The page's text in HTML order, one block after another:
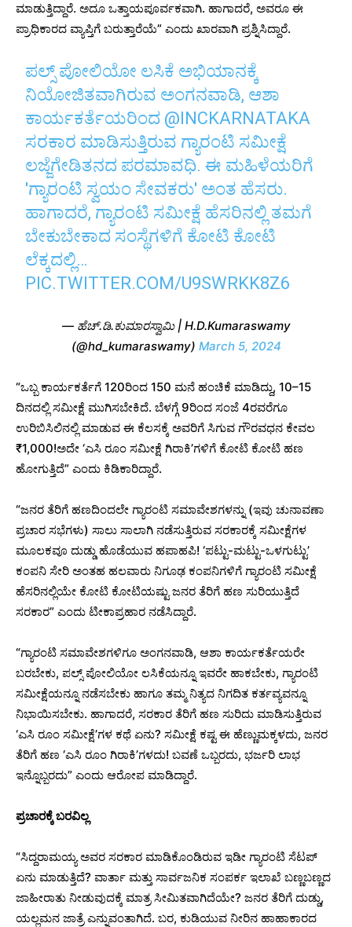
ಮಾಡುತ್ತಿದ್ದಾರೆ. ಅದೂ ಒತ್ತಾಯಪೂರ್ವಕವಾಗಿ. ಹಾಗಾದರೆ, ಅವರೂ ಈ
ಪ್ರಾಧಿಕಾರದ ವ್ಯಾಪ್ತಿಗೆ ಬರುತ್ತಾರೆಯೆ” ಎಂದು ಖಾರವಾಗಿ ಪ್ರಶ್ನಿಸಿದ್ದಾರೆ.
ಪಲ್ಸ್ ಪೋಲಿಯೋ ಲಸಿಕೆ ಅಭಿಯಾನಕ್ಕೆ
ನಿಯೋಜಿತವಾಗಿರುವ ಅಂಗನವಾಡಿ, ಆಶಾ
ಕಾರ್ಯಕರ್ತೆಯರಿಂದ @INCKARNATAKA
ಸರಕಾರ ಮಾಡಿಸುತ್ತಿರುವ ಗ್ಯಾರಂಟಿ ಸಮೀಕ್ಷೆ
ಲಜ್ಜೆಗೇಡಿತನದ ಪರಮಾವಧಿ. ಈ ಮಹಿಳೆಯರಿಗೆ
'ಗ್ಯಾರಂಟಿ ಸ್ವಯಂ ಸೇವಕರು' ಅಂತ ಹೆಸರು.
ಹಾಗಾದರೆ, ಗ್ಯಾರಂಟಿ ಸಮೀಕ್ಷೆ ಹೆಸರಿನಲ್ಲಿ ತಮಗೆ
ಬೇಕುಬೇಕಾದ ಸಂಸ್ಥೆಗಳಿಗೆ ಕೋಟಿ ಕೋಟಿ
ಲೆಕ್ಕದಲ್ಲಿ…
PIC.TWITTER.COM/U9SWRKK8Z6
— ಹೆಚ್.ಡಿ.ಕುಮಾರಸ್ವಾಮಿ | H.D.Kumaraswamy
(@hd_kumaraswamy) March 5, 2024
“ಒಬ್ಬ ಕಾರ್ಯಕರ್ತೆಗೆ 120ರಿಂದ 150 ಮನೆ ಹಂಚಿಕೆ ಮಾಡಿದ್ದು, 10–15
ದಿನದಲ್ಲಿ ಸಮೀಕ್ಷೆ ಮುಗಿಸಬೇಕಿದೆ. ಬೆಳಗ್ಗೆ 9ರಿಂದ ಸಂಜೆ 4ರವರೆಗೂ
ಉರಿಬಿಸಿಲಿನಲ್ಲಿ ಮಾಡುವ ಈ ಕೆಲಸಕ್ಕೆ ಅವರಿಗೆ ಸಿಗುವ ಗೌರವಧನ ಕೇವಲ
₹1,000!ಅದೇ ‘ಎಸಿ ರೂಂ ಸಮೀಕ್ಷೆ ಗಿರಾಕಿ’ಗಳಿಗೆ ಕೋಟಿ ಕೋಟಿ ಹಣ
ಹೋಗುತ್ತಿದೆ” ಎಂದು ಕಿಡಿಕಾರಿದ್ದಾರೆ.
“ಜನರ ತೆರಿಗೆ ಹಣದಿಂದಲೇ ಗ್ಯಾರಂಟಿ ಸಮಾವೇಶಗಳನ್ನು (ಇವು ಚುನಾವಣಾ
ಪ್ರಚಾರ ಸಭೆಗಳು) ಸಾಲು ಸಾಲಾಗಿ ನಡೆಸುತ್ತಿರುವ ಸರಕಾರಕ್ಕೆ ಸಮೀಕ್ಷೆಗಳ
ಮೂಲಕವೂ ದುಡ್ಡು ಹೊಡೆಯುವ ಹಪಾಹಪಿ! ‘ಪಟ್ಟು-ಮಟ್ಟು-ಒಳಗುಟ್ಟು’
ಕಂಪನಿ ಸೇರಿ ಅಂತಹ ಹಲವಾರು ನಿಗೂಢ ಕಂಪನಿಗಳಿಗೆ ಗ್ಯಾರಂಟಿ ಸಮೀಕ್ಷೆ
ಹೆಸರಿನಲ್ಲಿಯೇ ಕೋಟಿ ಕೋಟಿಯಷ್ಟು ಜನರ ತೆರಿಗೆ ಹಣ ಸುರಿಯುತ್ತಿದೆ
ಸರಕಾರ” ಎಂದು ಟೀಕಾಪ್ರಹಾರ ನಡೆಸಿದ್ದಾರೆ.
“ಗ್ಯಾರಂಟಿ ಸಮಾವೇಶಗಳಿಗೂ ಅಂಗನವಾಡಿ, ಆಶಾ ಕಾರ್ಯಕರ್ತೆಯರೇ
ಬರಬೇಕು, ಪಲ್ಸ್ ಪೋಲಿಯೋ ಲಸಿಕೆಯನ್ನೂ ಇವರೇ ಹಾಕಬೇಕು, ಗ್ಯಾರಂಟಿ
ಸಮೀಕ್ಷೆಯನ್ನೂ ನಡೆಸಬೇಕು ಹಾಗೂ ತಮ್ಮ ನಿತ್ಯದ ನಿಗದಿತ ಕರ್ತವ್ಯವನ್ನೂ
ನಿಭಾಯಿಸಬೇಕು. ಹಾಗಾದರೆ, ಸರಕಾರ ತೆರಿಗೆ ಹಣ ಸುರಿದು ಮಾಡಿಸುತ್ತಿರುವ
‘ಎಸಿ ರೂಂ ಸಮೀಕ್ಷೆ’ಗಳ ಕಥೆ ಏನು? ಸಮೀಕ್ಷೆ ಕಷ್ಟ ಈ ಹೆಣ್ಣುಮಕ್ಕಳದು, ಜನರ
ತೆರಿಗೆ ಹಣ ‘ಎಸಿ ರೂಂ ಗಿರಾಕಿ’ಗಳದು! ಬವಣೆ ಒಬ್ಬರದು, ಭರ್ಜರಿ ಲಾಭ
ಇನ್ನೊಬ್ಬರದು” ಎಂದು ಆರೋಪ ಮಾಡಿದ್ದಾರೆ.
ಪ್ರಚಾರಕ್ಕೆ ಬರವಿಲ್ಲ
“ಸಿದ್ದರಾಮಯ್ಯ ಅವರ ಸರಕಾರ ಮಾಡಿಕೊಂಡಿರುವ ಇಡೀ ಗ್ಯಾರಂಟಿ ಸೆಟಪ್
ಏನು ಮಾಡುತ್ತಿದೆ? ವಾರ್ತಾ ಮತ್ತು ಸಾರ್ವಜನಿಕ ಸಂಪರ್ಕ ಇಲಾಖೆ ಬಣ್ಣಬಣ್ಣದ
ಜಾಹೀರಾತು ನೀಡುವುದಕ್ಕೆ ಮಾತ್ರ ಸೀಮಿತವಾಗಿದೆಯೇ? ಜನರ ತೆರಿಗೆ ದುಡ್ಡು,
ಯಲ್ಲಮನ ಜಾತ್ರೆ ಎನ್ನುವಂತಾಗಿದೆ. ಬರ, ಕುಡಿಯುವ ನೀರಿನ ಹಾಹಾಕಾರದ